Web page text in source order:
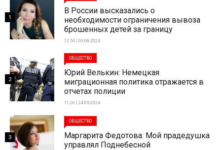
В России высказались о
необходимости ограничения вывоза
брошенных детей за границу
12:54 | 09-08-2024
1
ОБЩЕСТВО
Юрий Велькин: Немецкая
миграционная политика отражается в
отчетах полиции
11:26 | 24-05-2024
2
ОБЩЕСТВО
Маргарита Федотова: Мой прадедушка
управлял Поднебесной
3